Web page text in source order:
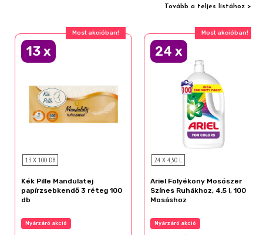
Tovább a teljes listához >
Most akcióban!
13x
13 X 100 DB
Kék Pille Mandulatej
papírzsebkendő 3 réteg 100
db
Nyárzáró akció
Most akcióban!
24 x
24 X 4,50 L
Ariel Folyékony Mosószer
Színes Ruhákhoz, 4.5 l, 100
Mosáshoz
Nyárzáró akció